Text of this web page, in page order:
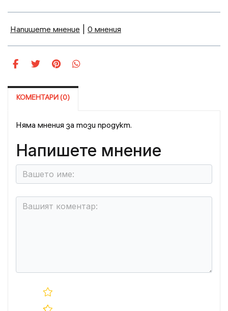
Напишете мнение 0 мнения
КОМЕНТАРИ (0)
Няма мнения за този продукт.
Напишете мнение